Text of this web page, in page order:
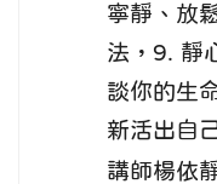
寧靜、放
法，9. 靜
談你的生
新活出自
講師楊依